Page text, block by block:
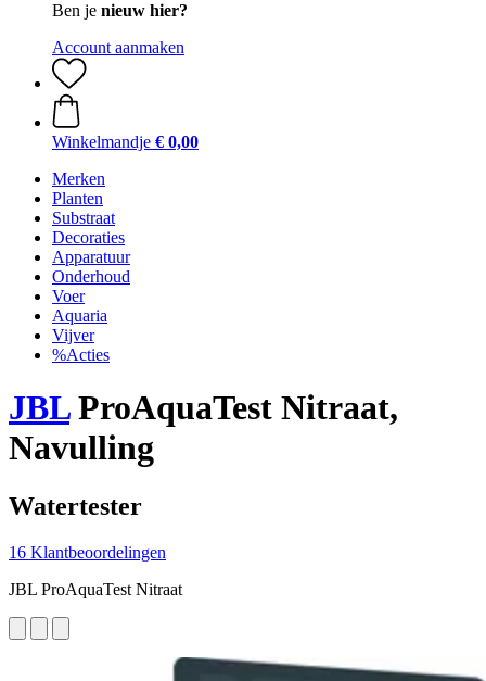
Ben je nieuw hier?
Account aanmaken
Winkelmandje € 0,00
Merken
Planten
Substraat
Decoraties
Apparatuur
Onderhoud
Voer
Aquaria
Vijver
%Acties
JBLProAquaTest Nitraat,
Navulling
Watertester
16 Klantbeoordelingen
JBL ProAquaTest Nitraat